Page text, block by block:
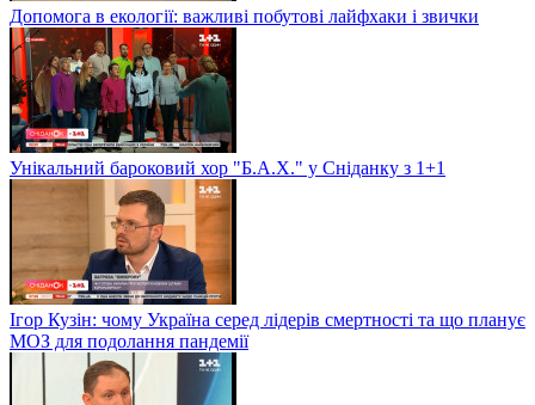
Допомога в екології: важливі побутові лайфхаки і звички
Унікальний бароковий хор "Б.А.Х." у Сніданку з 1+1
Ігор Кузін: чому Україна серед лідерів смертності та що планує
МОЗ для подолання пандемії